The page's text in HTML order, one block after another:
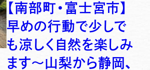
【南部町・富士宮市】
早めの行動で少しで
も涼しく自然を楽しみ
ます〜山梨から静岡、